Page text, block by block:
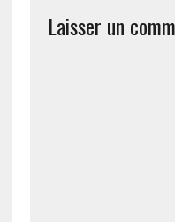
Laisser un